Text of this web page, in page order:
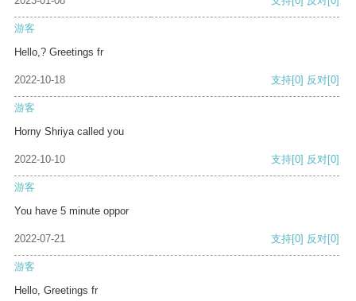
游客
Hello,? Greetings fr
2022-10-18 支持[0] 反对[0]
游客
Horny Shriya called you
2022-10-10 支持[0] 反对[0]
游客
You have 5 minute oppor
2022-07-21 支持[0] 反对[0]
游客
Hello, Greetings fr